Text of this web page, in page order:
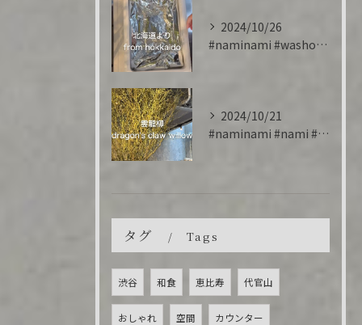
2024/10/26
#naminami #washoku #salmon #cr...
2024/10/21
#naminami #nami #雲龍柳 #willow
タグ Tags
渋谷 和食 恵比寿 代官山
おしゃれ 空間 カウンター